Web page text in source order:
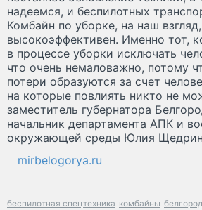
надеемся, и беспилотных
Комбайн по уборке, на наш взгляд,
высокоэффективен. Именно тот,
в процессе уборки исключать
что очень немаловажно, потому
потери образуются за счет
на которые повлиять никто не
заместитель губернатора
начальник департамента АПК и
окружающей среды Юлия
mirbelogorya.ru
беспилотная спецтехника комбайны